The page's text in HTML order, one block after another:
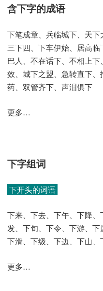
含下字的成语
下笔成章、兵临城下、天
三下四、下车伊始、居高
巴人、不在话下、不相上
效、城下之盟、急转直下
药、双管齐下、声泪俱下
更多…
下字组词
下开头的词语
下来、下去、下午、下降
发、下旬、下令、下游、下
下滑、下级、下边、下山、
更多…